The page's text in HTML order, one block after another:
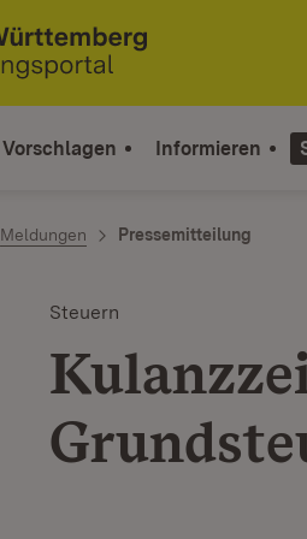
Vorschlagen Informieren
Meldungen Pressemitteilung
Steuern